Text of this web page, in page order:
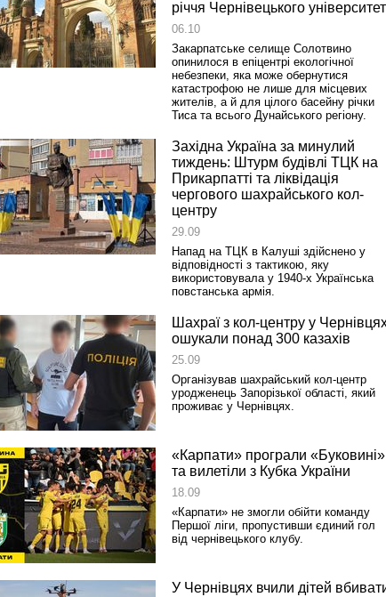
річчя Чернівецького
06.10
Закарпатське селище Солотвино
опинилося в епіцентрі екологічної
небезпеки, яка може обернутися
катастрофою не лише для місцевих
жителів, а й для цілого басейну річки
Тиса та всього Дунайського регіону.
Західна Україна за минулий
тиждень: Штурм будівлі ТЦК на
Прикарпатті та ліквідація
чергового шахрайського кол-
центру
29.09
Напад на ТЦК в Калуші здійснено у
відповідності з тактикою, яку
використовувала у 1940-х Українська
повстанська армія.
Шахраї з кол-центру у
ошукали понад 300 казахів
25.09
Організував шахрайський кол-центр
уродженець Запорізької області, який
проживає у Чернівцях.
«Карпати» програли «Буковині»
та вилетіли з Кубка України
18.09
«Карпати» не змогли обійти команду
Першої ліги, пропустивши єдиний гол
від чернівецького клубу.
У Чернівцях вчили дітей